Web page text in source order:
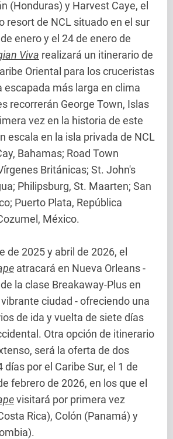
(Honduras) y Harvest Caye, el
resort de NCL situado en el sur
enero y el 24 de enero de
Viva realizará un itinerario de
Oriental para los cruceristas
escapada más larga en clima
recorrerán George Town, Islas
vez en la historia de este
escala en la isla privada de NCL
Bahamas; Road Town
Británicas; St. John's
Philipsburg, St. Maarten; San
Puerto Plata, República
México.
de 2025 y abril de 2026, el
atracará en Nueva Orleans -
la clase Breakaway-Plus en
ciudad - ofreciendo una
de ida y vuelta de siete días
Otra opción de itinerario
será la oferta de dos
días por el Caribe Sur, el 1 de
febrero de 2026, en los que el
visitará por primera vez
Rica), Colón (Panamá) y